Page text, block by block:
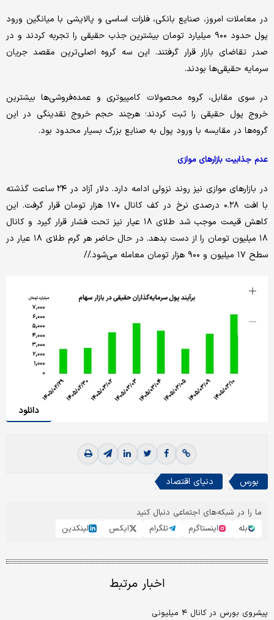
در معاملات امروز، صنایع بانکی، فلزات اساسی و پالایشی با میانگین ورود
پول حدود ۹۰۰ میلیارد تومان بیشترین جذب حقیقی را تجربه کردند و در
صدر تقاضای بازار قرار گرفتند. این سه گروه اصلی‌ترین مقصد جریان
سرمایه حقیقی‌ها بودند.
در سوی مقابل، گروه محصولات کامپیوتری و عمده‌فروشی‌ها بیشترین
خروج پول حقیقی را ثبت کردند؛ هرچند حجم خروج نقدینگی در این
گروه‌ها در مقایسه با ورود پول به صنایع بزرگ بسیار محدود بود.
عدم جذابیت بازارهای موازی
در بازارهای موازی نیز روند نزولی ادامه دارد. دلار آزاد در ۲۴ ساعت گذشته
با افت ۰.۲۸ درصدی نرخ در کف کانال ۱۷۰ هزار تومان قرار گرفت. این
کاهش قیمت موجب شد طلای ۱۸ عیار نیز تحت فشار قرار گیرد و کانال
۱۸ میلیون تومان را از دست بدهد. در حال حاضر هر گرم طلای ۱۸ عیار در
سطح ۱۷ میلیون و ۹۰۰ هزار تومان معامله می‌شود.//
دانلود
بورس دنیای اقتصاد
ما را در شبکه‌های اجتماعی دنبال کنید
بله
اینستاگرم تلگرام ایکس لینکدین
اخبار مرتبط
پیشروی بورس در کانال ۴ میلیونی